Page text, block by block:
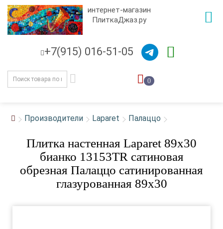
интернет-магазин
ПлиткаДжаз.ру
+7(915) 016-51-05
0
Производители Laparet Палаццо
Плитка настенная Laparet 89x30
бианко 13153TR сатиновая
обрезная Палаццо сатинированная
глазурованная 89x30